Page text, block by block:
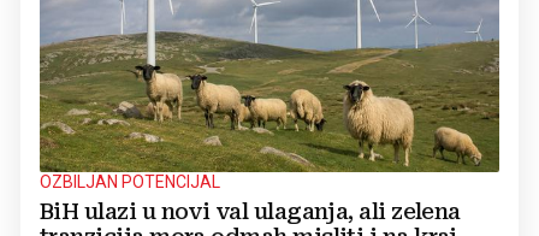
OZBILJAN POTENCIJAL
BiH ulazi u novi val ulaganja, ali zelena